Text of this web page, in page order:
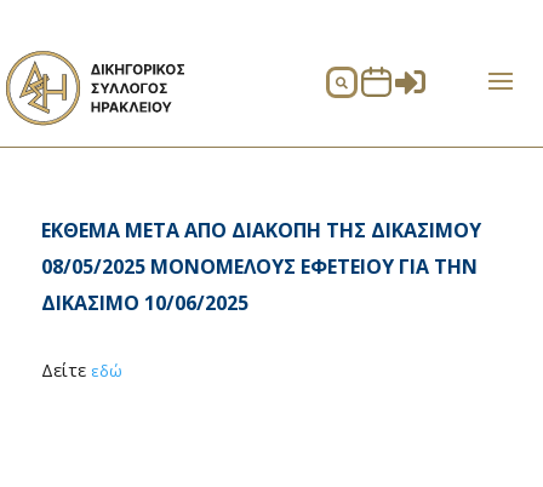
 
ΕΚΘΕΜΑ ΜΕΤΑ ΑΠΟ ΔΙΑΚΟΠΗ ΤΗΣ ΔΙΚΑΣΙΜΟΥ
08/05/2025 ΜΟΝΟΜΕΛΟΥΣ ΕΦΕΤΕΙΟΥ ΓΙΑ ΤΗΝ
ΔΙΚΑΣΙΜΟ 10/06/2025
Δείτε εδώ